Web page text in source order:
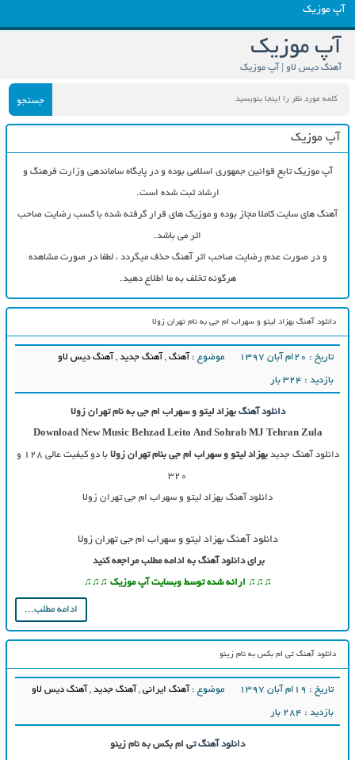
آپ موزیک
آپ موزیک
آهنگ دیس لاو | آپ موزیک
جستجو
آپ موزیک
آپ موزیک تابع قوانین جمهوری اسلامی بوده و در پایگاه ساماندهی وزارت فرهنگ و
ارشاد ثبت شده است.
آهنگ های سایت کاملا مجاز بوده و موزیک های قرار گرفته شده با کسب رضایت صاحب
اثر می باشد.
و در صورت عدم رضایت صاحب اثر آهنگ حذف میگردد ، لطفا در صورت مشاهده
هرگونه تخلف به ما اطلاع دهید.
دانلود آهنگ بهزاد لیتو و سهراب ام جی به نام تهران زولا
تاریخ : ۲۰ام آبان ۱۳۹۷ موضوع : آهنگ, آهنگ جدید, آهنگ دیس لاو
بازدید : 324 بار
دانلود آهنگ بهزاد لیتو و سهراب ام جی به نام تهران زولا
Download New Music Behzad Leito And Sohrab MJ Tehran Zula
دانلود آهنگ جدید بهزاد لیتو و سهراب ام جی بنام تهران زولا با دو کیفیت عالی ۱۲۸ و
۳۲۰
دانلود آهنگ بهزاد لیتو و سهراب ام جی تهران زولا
دانلود آهنگ بهزاد لیتو و سهراب ام جی تهران زولا
برای دانلود آهنگ به ادامه مطلب مراجعه کنید
♫♫♫ ارائه شده توسط وبسایت آپ موزیک ♫♫♫
ادامه مطلب...
دانلود آهنگ تی ام بکس به نام زینو
تاریخ : ۱۹ام آبان ۱۳۹۷ موضوع : آهنگ ایرانی, آهنگ جدید, آهنگ دیس لاو
بازدید : 284 بار
دانلود آهنگتی ام بکس به نام زینو